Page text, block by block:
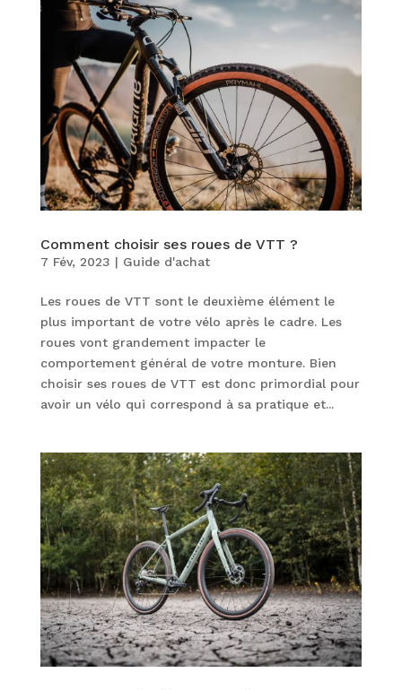
Comment choisir ses roues de VTT ?
7 Fév, 2023 | Guide d'achat
Les roues de VTT sont le deuxième élément le
plus important de votre vélo après le cadre. Les
roues vont grandement impacter le
comportement général de votre monture. Bien
choisir ses roues de VTT est donc primordial pour
avoir un vélo qui correspond à sa pratique et...